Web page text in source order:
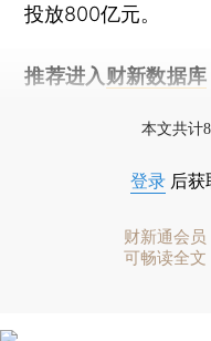
投放800亿元。
推荐进入 财新数据库
本文共计
登录 后获
财新通会员
可畅读全文